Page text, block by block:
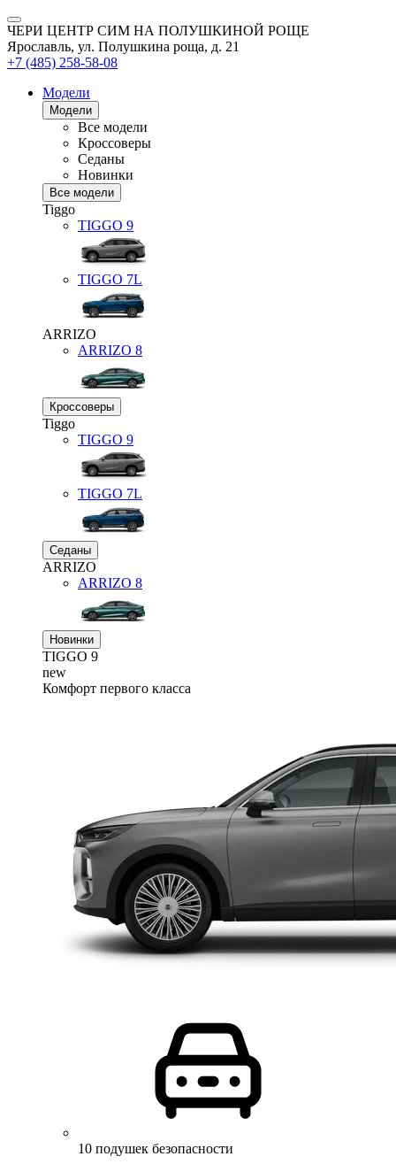
ЧЕРИ ЦЕНТР СИМ НА ПОЛУШКИНОЙ РОЩЕ
Ярославль, ул. Полушкина роща, д. 21
+7 (485) 258-58-08
Модели
Модели
Все модели
Кроссоверы
Седаны
Новинки
Все модели
Tiggo
TIGGO 9
TIGGO 7L
ARRIZO
ARRIZO 8
Кроссоверы
Tiggo
TIGGO 9
TIGGO 7L
Седаны
ARRIZO
ARRIZO 8
Новинки
TIGGO 9
new
Комфорт первого класса
10 подушек безопасности